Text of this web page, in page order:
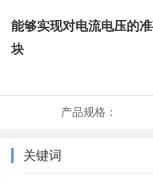
能够实现对电流电压的
块
产品规格：
关键词